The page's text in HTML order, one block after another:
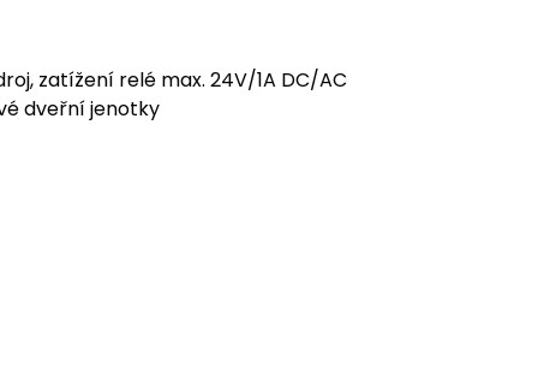
zatížení relé max. 24V/1A DC/AC
dveřní jenotky